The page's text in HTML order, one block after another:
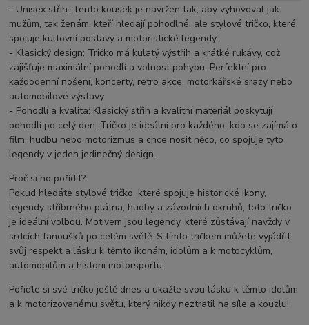
- Unisex střih: Tento kousek je navržen tak, aby vyhovoval jak
mužům, tak ženám, kteří hledají pohodlné, ale stylové tričko, které
spojuje kultovní postavy a motoristické legendy.
- Klasický design: Tričko má kulatý výstřih a krátké rukávy, což
zajišťuje maximální pohodlí a volnost pohybu. Perfektní pro
každodenní nošení, koncerty, retro akce, motorkářské srazy nebo
automobilové výstavy.
- Pohodlí a kvalita: Klasický střih a kvalitní materiál poskytují
pohodlí po celý den. Tričko je ideální pro každého, kdo se zajímá o
film, hudbu nebo motorizmus a chce nosit něco, co spojuje tyto
legendy v jeden jedinečný design.
Proč si ho pořídit?
Pokud hledáte stylové tričko, které spojuje historické ikony,
legendy stříbrného plátna, hudby a závodních okruhů, toto tričko
je ideální volbou. Motivem jsou legendy, které zůstávají navždy v
srdcích fanoušků po celém světě. S tímto tričkem můžete vyjádřit
svůj respekt a lásku k těmto ikonám, idolům a k motocyklům,
automobilům a historii motorsportu.
Pořiďte si své tričko ještě dnes a ukažte svou lásku k těmto idolům
a k motorizovanému světu, který nikdy neztratil na síle a kouzlu!